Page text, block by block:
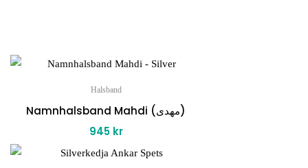
Halsband
Namnhalsband Mahdi (مهدی)
945 kr